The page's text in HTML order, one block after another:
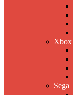
Xbox
Sega